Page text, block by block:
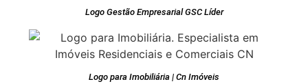
Logo Gestão Empresarial GSC Líder
Logo para Imobiliária | Cn Imóveis